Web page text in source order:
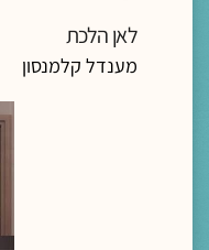
לאן הלכת
מענדל קלמנסון